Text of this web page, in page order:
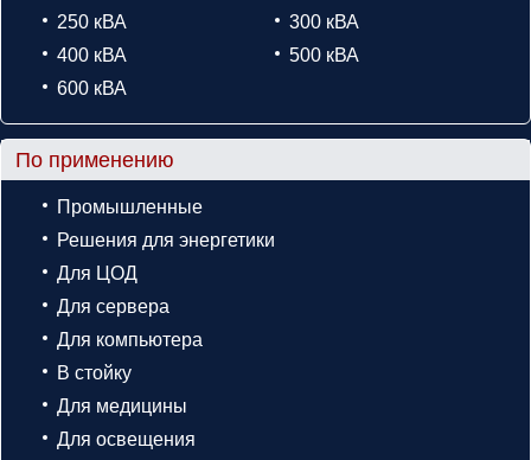
250 кВА
300 кВА
400 кВА
500 кВА
600 кВА
По применению
Промышленные
Решения для энергетики
Для ЦОД
Для сервера
Для компьютера
В стойку
Для медицины
Для освещения